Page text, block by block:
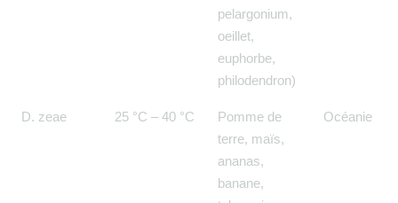
pelargonium,
oeillet,
euphorbe,
philodendron)
D. zeae 25 °C – 40 °C
Pomme de
terre, maïs,
ananas,
banane,
Océanie